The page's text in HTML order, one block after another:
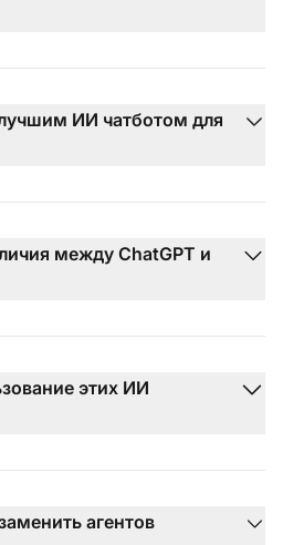
ИИ чатботом для
между ChatGPT и
этих ИИ
агентов